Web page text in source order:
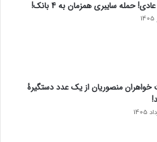
حمله سایبری همزمان به 4 بانک!
منصوریان از یک عدد دستگیرۀ